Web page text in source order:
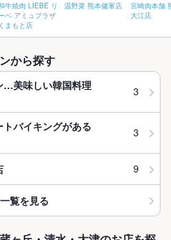
牛焼肉 LIEBE リ
ベ アミュプラザ
くまもと店
温野菜 熊本健軍店
宮崎肉本舗
大江店
から探す
…美味しい韓国料理
3
バイキングがある
3
9
覧を見る